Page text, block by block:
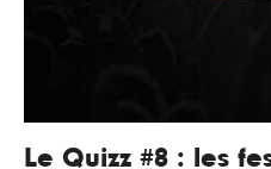
Le Quizz #8 : les